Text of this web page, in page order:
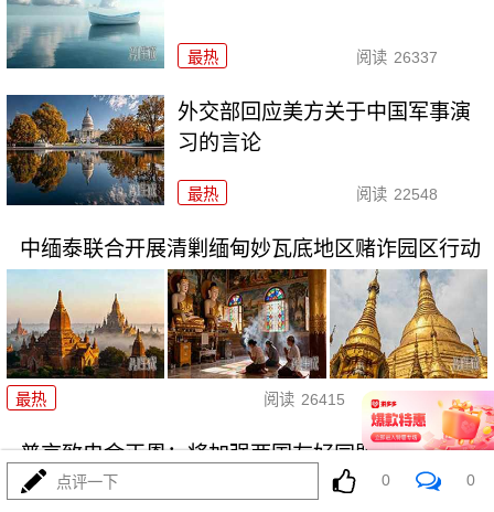
最热 阅读 26337
外交部回应美方关于中国军事演
习的言论
最热 阅读 22548
中缅泰联合开展清剿缅甸妙瓦底地区赌诈园区行动
最热 阅读 26415 12-26
普京致电金正恩：将加强两国友好同盟关系
点评一下 0 0